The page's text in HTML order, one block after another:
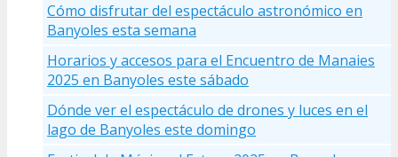
Cómo disfrutar del espectáculo astronómico en
Banyoles esta semana
Horarios y accesos para el Encuentro de Manaies
2025 en Banyoles este sábado
Dónde ver el espectáculo de drones y luces en el
lago de Banyoles este domingo